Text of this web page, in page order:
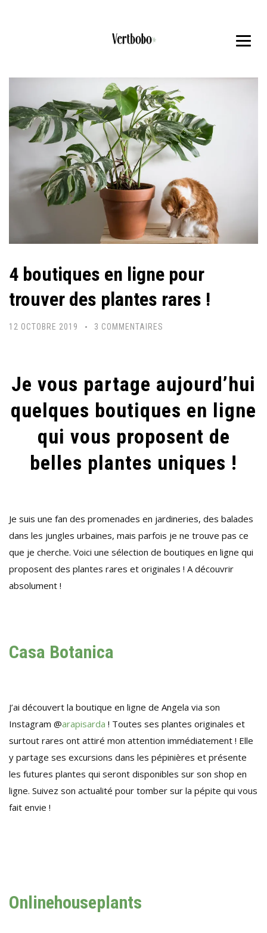
4 boutiques en ligne pour
trouver des plantes rares !
12 OCTOBRE 2019 3 COMMENTAIRES
LIGNE
POUR
DES
PLANTES
Je vous partage aujourd’hui
quelques boutiques en ligne
qui vous proposent de
belles plantes uniques !
Je suis une fan des promenades en jardineries, des balades
dans les jungles urbaines, mais parfois je ne trouve pas ce
que je cherche. Voici une sélection de boutiques en ligne qui
proposent des plantes rares et originales ! A découvrir
absolument !
Casa Botanica
J’ai découvert la boutique en ligne de Angela via son
Instagram @arapisarda ! Toutes ses plantes originales et
surtout rares ont attiré mon attention immédiatement ! Elle
y partage ses excursions dans les pépinières et présente
les futures plantes qui seront disponibles sur son shop en
ligne. Suivez son actualité pour tomber sur la pépite qui vous
fait envie !
Onlinehouseplants